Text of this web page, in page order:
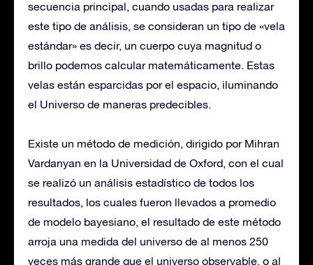
secuencia principal, cuando usadas para realizar
este tipo de análisis, se consideran un tipo de «vela
estándar» es decir, un cuerpo cuya magnitud o
brillo podemos calcular matemáticamente. Estas
velas están esparcidas por el espacio, iluminando
el Universo de maneras predecibles.
Existe un método de medición, dirigido por Mihran
Vardanyan en la Universidad de Oxford, con el cual
se realizó un análisis estadístico de todos los
resultados, los cuales fueron llevados a promedio
de modelo bayesiano, el resultado de este método
arroja una medida del universo de al menos 250
veces más grande que el universo observable, o al